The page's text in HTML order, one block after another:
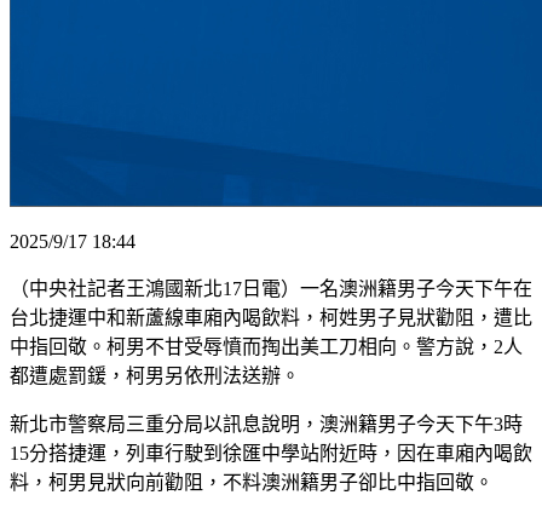
2025/9/17 18:44
（中央社記者王鴻國新北17日電）一名澳洲籍男子今天下午在
台北捷運中和新蘆線車廂內喝飲料，柯姓男子見狀勸阻，遭比
中指回敬。柯男不甘受辱憤而掏出美工刀相向。警方說，2人
都遭處罰鍰，柯男另依刑法送辦。
新北市警察局三重分局以訊息說明，澳洲籍男子今天下午3時
15分搭捷運，列車行駛到徐匯中學站附近時，因在車廂內喝飲
料，柯男見狀向前勸阻，不料澳洲籍男子卻比中指回敬。